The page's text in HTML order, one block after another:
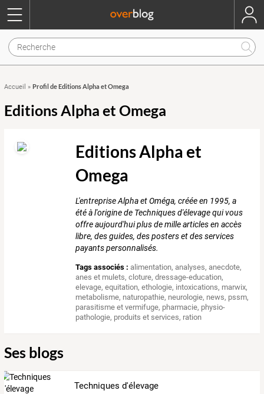
Accueil » Profil de Editions Alpha et Omega
Editions Alpha et Omega
Editions Alpha et
Omega
L'entreprise Alpha et Oméga, créée en 1995, a
été à l'origine de Techniques d'élevage qui vous
offre aujourd'hui plus de mille articles en accès
libre, des guides, des posters et des services
payants personnalisés.
Tags associés : alimentation,analyses,anecdote,
anes et mulets,cloture,dressage-education,
elevage,equitation,ethologie, intoxications, marwix,
metabolisme, naturopathie, neurologie, news, pssm,
parasitisme et vermifuge, pharmacie, physio-
pathologie, produits et services, ration
Ses blogs
Techniques d'élevage